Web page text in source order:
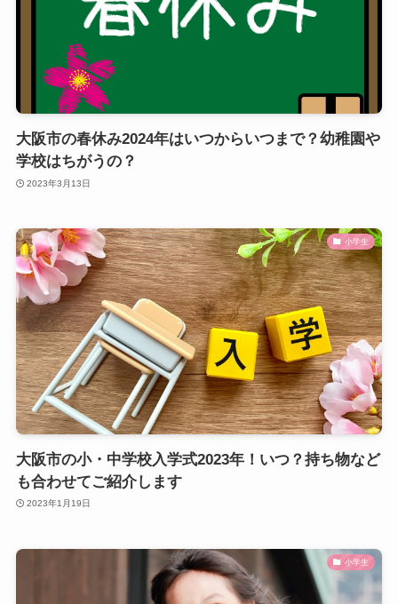
大阪市の春休み2024年はいつからいつまで？幼稚園や
学校はちがうの？
2023年3月13日
小学生
大阪市の小・中学校入学式2023年！いつ？持ち物など
も合わせてご紹介します
2023年1月19日
小学生